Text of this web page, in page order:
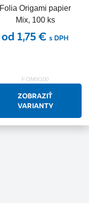
Folia Origami papier
Mix, 100 ks
od 1,75 € s DPH
F.OMIX100
ZOBRAZIŤ
VARIANTY